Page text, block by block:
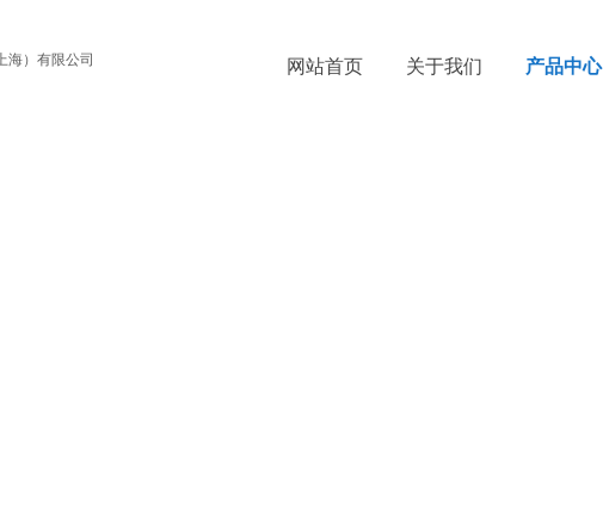
网站首页 关于我们 产品中心